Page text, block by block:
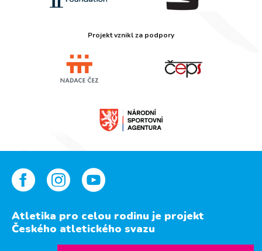
Projekt vznikl za podpory
Atletika pro celou rodinu je projekt
Českého atletického svazu